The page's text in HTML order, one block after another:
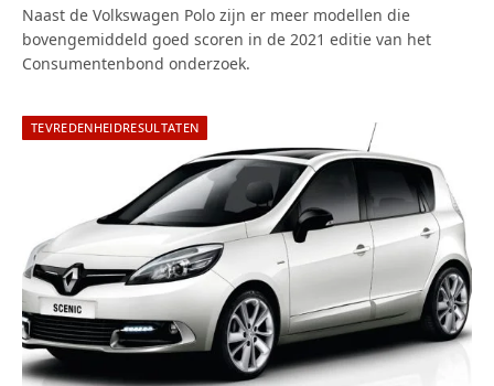
Naast de Volkswagen Polo zijn er meer modellen die
bovengemiddeld goed scoren in de 2021 editie van het
Consumentenbond onderzoek.
TEVREDENHEIDRESULTATEN